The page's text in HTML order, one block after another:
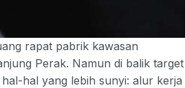
rapat pabrik kawasan
Perak. Namun di balik target
hal yang lebih sunyi: alur kerja